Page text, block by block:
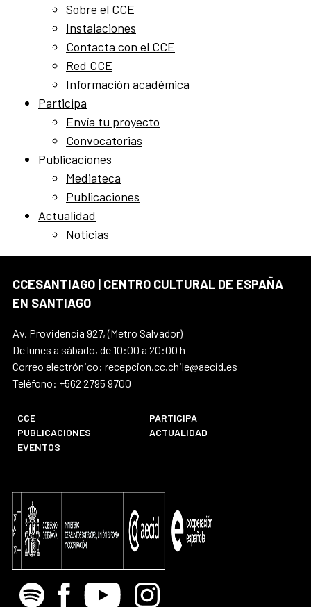
Sobre el CCE
Instalaciones
Contacta con el CCE
Red CCE
Información académica
Participa
Envía tu proyecto
Convocatorias
Publicaciones
Mediateca
Publicaciones
Actualidad
Noticias
CCESANTIAGO | CENTRO CULTURAL DE ESPAÑA
EN SANTIAGO
Av. Providencia 927, (Metro Salvador)
De lunes a sábado, de 10:00 a 20:00 h
Correo electrónico: recepcion.cc.chile@aecid.es
Teléfono: +562 2795 9700
CCE
PARTICIPA
PUBLICACIONES
ACTUALIDAD
EVENTOS
Spotify Facebook
Youtube Instagram